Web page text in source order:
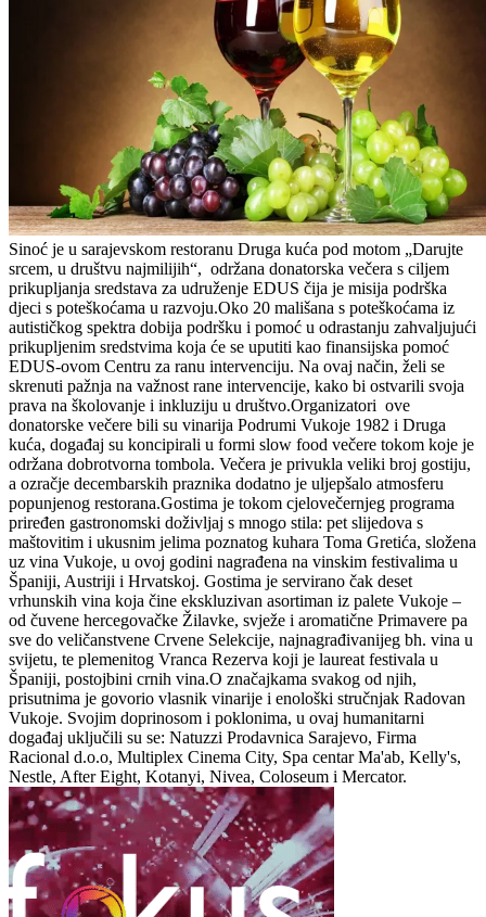
Sinoć je u sarajevskom restoranu Druga kuća pod motom „Darujte
srcem, u društvu najmilijih“, održana donatorska večera s ciljem
prikupljanja sredstava za udruženje EDUS čija je misija podrška
djeci s poteškoćama u razvoju.Oko 20 mališana s poteškoćama iz
autističkog spektra dobija podršku i pomoć u odrastanju zahvaljujući
prikupljenim sredstvima koja će se uputiti kao finansijska pomoć
EDUS-ovom Centru za ranu intervenciju. Na ovaj način, želi se
skrenuti pažnja na važnost rane intervencije, kako bi ostvarili svoja
prava na školovanje i inkluziju u društvo.Organizatori ove
donatorske večere bili su vinarija Podrumi Vukoje 1982 i Druga
kuća, događaj su koncipirali u formi slow food večere tokom koje je
održana dobrotvorna tombola. Večera je privukla veliki broj gostiju,
a ozračje decembarskih praznika dodatno je uljepšalo atmosferu
popunjenog restorana.Gostima je tokom cjelovečernjeg programa
priređen gastronomski doživljaj s mnogo stila: pet slijedova s
maštovitim i ukusnim jelima poznatog kuhara Toma Gretića, složena
uz vina Vukoje, u ovoj godini nagrađena na vinskim festivalima u
Španiji, Austriji i Hrvatskoj. Gostima je servirano čak deset
vrhunskih vina koja čine ekskluzivan asortiman iz palete Vukoje –
od čuvene hercegovačke Žilavke, svježe i aromatične Primavere pa
sve do veličanstvene Crvene Selekcije, najnagrađivanijeg bh. vina u
svijetu, te plemenitog Vranca Rezerva koji je laureat festivala u
Španiji, postojbini crnih vina.O značajkama svakog od njih,
prisutnima je govorio vlasnik vinarije i enološki stručnjak Radovan
Vukoje. Svojim doprinosom i poklonima, u ovaj humanitarni
događaj uključili su se: Natuzzi Prodavnica Sarajevo, Firma
Racional d.o.o, Multiplex Cinema City, Spa centar Ma'ab, Kelly's,
Nestle, After Eight, Kotanyi, Nivea, Coloseum i Mercator.